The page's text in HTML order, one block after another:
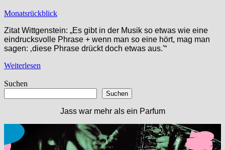
Monatsrückblick
Zitat Wittgenstein: „Es gibt in der Musik so etwas wie eine
eindrucksvolle Phrase + wenn man so eine hört, mag man
sagen: ‚diese Phrase drückt doch etwas aus.'“
Weiterlesen
Suchen
Suchen
Jass war mehr als ein Parfum